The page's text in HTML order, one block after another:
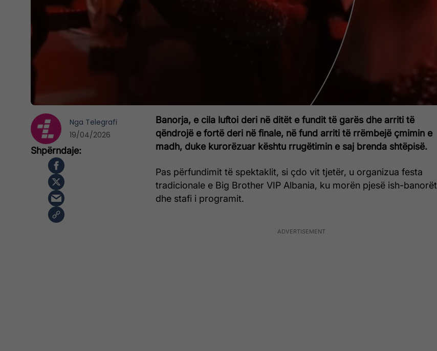
Banorja, e cila luftoi deri në ditët e fundit të garës dhe arriti të
qëndrojë e fortë deri në finale, në fund arriti të rrëmbejë çmimin e
madh, duke kurorëzuar kështu rrugëtimin e saj brenda shtëpisë.
Pas përfundimit të spektaklit, si çdo vit tjetër, u organizua festa
tradicionale e Big Brother VIP Albania, ku morën pjesë ish-banorët
dhe stafi i programit.
Nga Telegrafi
19/04/2026